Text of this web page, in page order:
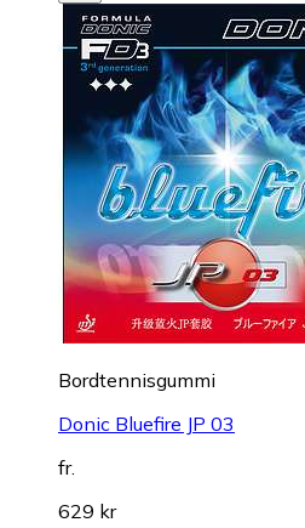
Bordtennisgummi
Donic Bluefire JP 03
fr.
629 kr